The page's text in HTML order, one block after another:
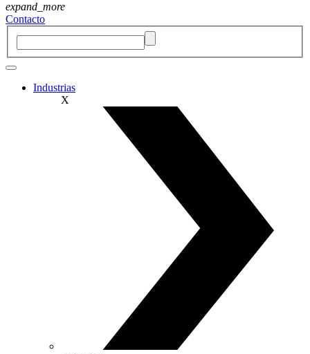
expand_more
Contacto
Industrias
X